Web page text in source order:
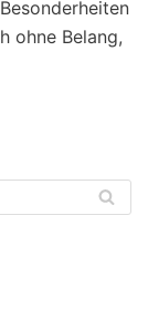
ohne Belang,